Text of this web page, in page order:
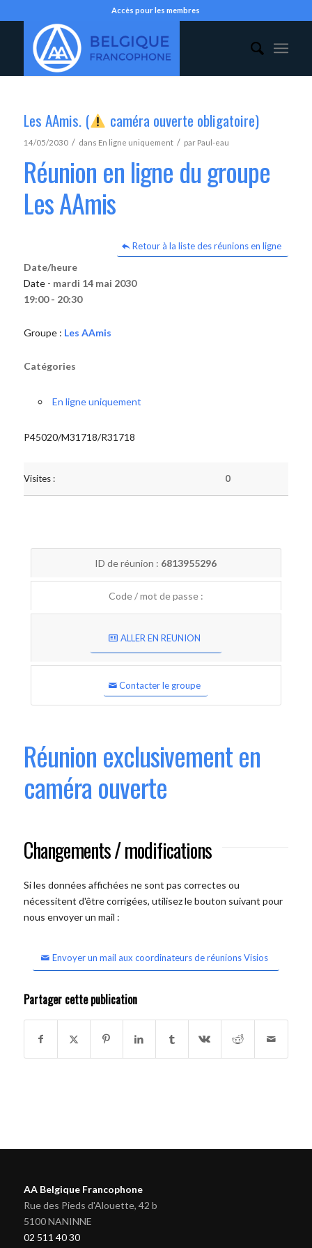
Accès pour les membres
Les AAmis. ( caméra ouverte obligatoire)
14/05/2030 / dans En ligne uniquement / par Paul-eau
Réunion en ligne du groupe
Les AAmis
Retour à la liste des réunions en ligne
Date/heure
Date - mardi 14 mai 2030
19:00 - 20:30
Groupe : Les AAmis
Catégories
En ligne uniquement
P45020/M31718/R31718
Visites : 0
ID de réunion : 6813955296
Code / mot de passe :
ALLER EN REUNION
Contacter le groupe
Réunion exclusivement en
caméra ouverte
Changements / modifications
Si les données affichées ne sont pas correctes ou
nécessitent d'être corrigées, utilisez le bouton suivant pour
nous envoyer un mail :
Envoyer un mail aux coordinateurs de réunions Visios
Partager cette publication
AA Belgique Francophone
Rue des Pieds d'Alouette, 42 b
5100 NANINNE
02 511 40 30